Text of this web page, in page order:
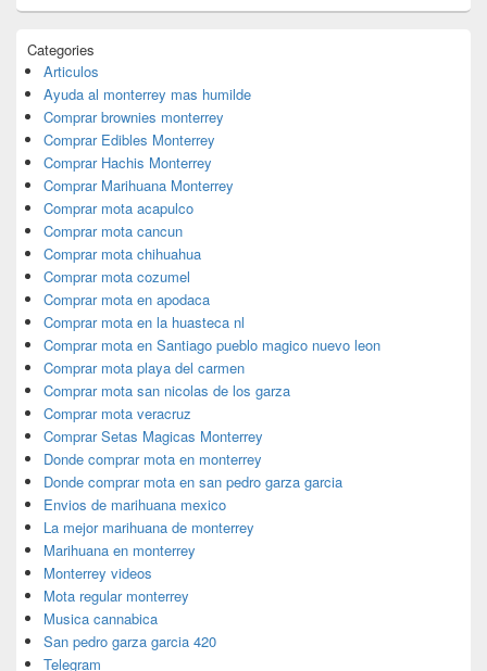
Categories
Articulos
Ayuda al monterrey mas humilde
Comprar brownies monterrey
Comprar Edibles Monterrey
Comprar Hachis Monterrey
Comprar Marihuana Monterrey
Comprar mota acapulco
Comprar mota cancun
Comprar mota chihuahua
Comprar mota cozumel
Comprar mota en apodaca
Comprar mota en la huasteca nl
Comprar mota en Santiago pueblo magico nuevo leon
Comprar mota playa del carmen
Comprar mota san nicolas de los garza
Comprar mota veracruz
Comprar Setas Magicas Monterrey
Donde comprar mota en monterrey
Donde comprar mota en san pedro garza garcia
Envios de marihuana mexico
La mejor marihuana de monterrey
Marihuana en monterrey
Monterrey videos
Mota regular monterrey
Musica cannabica
San pedro garza garcia 420
Telegram